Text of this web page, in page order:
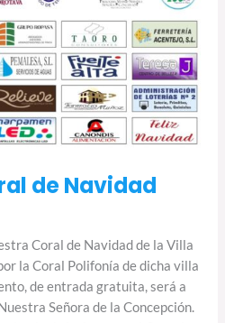
de Navidad
Coral de Navidad de la Villa
la Coral Polifonía de dicha villa
de entrada gratuita, será a
Señora de la Concepción.